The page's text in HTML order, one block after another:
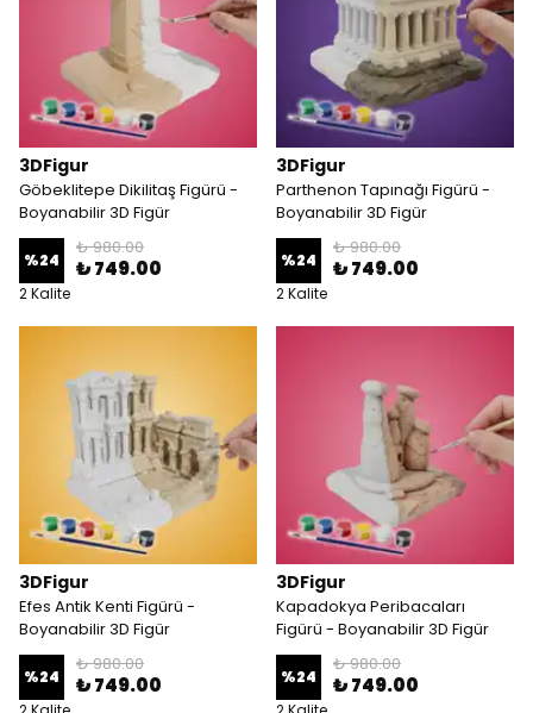
3DFigur
Göbeklitepe Dikilitaş Figürü -
Boyanabilir 3D Figür
%24
₺ 980.00
₺ 749.00
2 Kalite
3DFigur
Parthenon Tapınağı Figürü -
Boyanabilir 3D Figür
%24
₺ 980.00
₺ 749.00
2 Kalite
3DFigur
Efes Antik Kenti Figürü -
Boyanabilir 3D Figür
%24
₺ 980.00
₺ 749.00
3DFigur
Kapadokya Peribacaları
Figürü - Boyanabilir 3D Figür
%24
₺ 980.00
₺ 749.00